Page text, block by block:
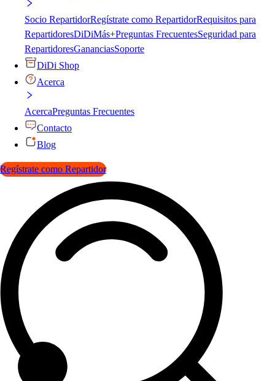
Socio RepartidorRegístrate como RepartidorRequisitos para
RepartidoresDiDiMás+Preguntas FrecuentesSeguridad para
RepartidoresGananciasSoporte
DiDi Shop
Acerca
AcercaPreguntas Frecuentes
Contacto
Blog
Regístrate como Repartidor